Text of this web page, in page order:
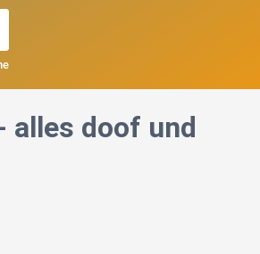
alles doof und